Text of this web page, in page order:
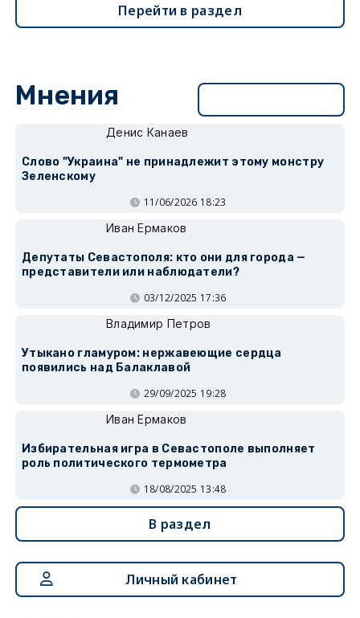
Перейти в раздел
Мнения
Денис Канаев
Слово "Украина" не принадлежит этому монстру
Зеленскому
11/06/2026 18:23
Иван Ермаков
Депутаты Севастополя: кто они для города —
представители или наблюдатели?
03/12/2025 17:36
Владимир Петров
Утыкано гламуром: нержавеющие сердца
появились над Балаклавой
29/09/2025 19:28
Иван Ермаков
Избирательная игра в Севастополе выполняет
роль политического термометра
18/08/2025 13:48
В раздел
Личный кабинет